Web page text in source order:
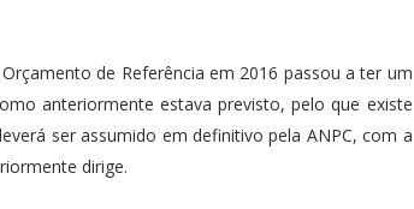
de Referência em 2016 passou a ter um
anteriormente estava previsto, pelo que existe
ser assumido em definitivo pela ANPC, com a
dirige.